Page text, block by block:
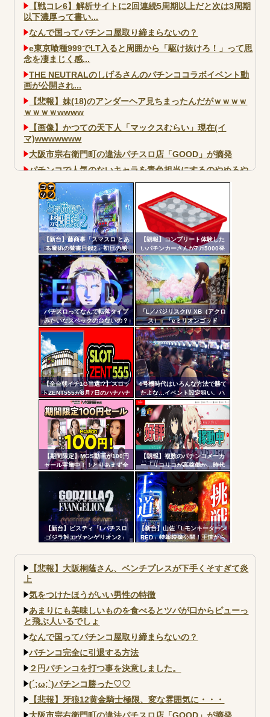
【戦コレ6】解析サイトに2回連続5周期以上だと次は3周期
以下濃厚って書い...
なんで国ってパチンコ屋取り締まらないの？
e東京喰種999でLT入ると周囲から「駆け抜けろ！」って思
念を凄まじく感...
THE NEUTRALのしげるさんのパチンココラボイベント動
画が公開され...
【悲報】妹(18)のアンダーヘア見ちまったんだがｗｗｗｗ
ｗｗｗｗwwww
【画像】かつての天下人「マックスむらい」現在(イ
マ)wwwwwww
大阪市宗右衛門町の違法パチスロ店「GOOD」が摘発
パチンコで人気のないキャラを青色担当にするのやめろや
ワイ、パチンコ屋店員の目の前で会員カードを握り潰し
「今までありがとう」と...
無職のパチンコカス(22)なんやが、ワイの人生どれくらい
ヤバいか教えて？...
AngelBeats!とかいうクソアニメの思い出ｗｗｗ
Powered by livedoor 相互RSS
【新台】藤商事「スマスロ とあ
る魔術の禁書目録2」初日の感
想・評判まとめ！噛み合った瞬
間はめっちゃおもろい。全6&コ
ンプリートデータも
【朗報】コンプリート体験した
いパチンカーさんが7万5000発
出ている台に着席した結果ｗｗ
パチスロってなんで転落タイプ
みたいなスペックの台ないの？
「L／バジリスクIV XB（アクロ
ス）」「eミリオンゴッド
3CHB（メーシー）」「L／Vivy
／A5（大都）」が検定通過
【全台朝イチ1G当選!?】スロッ
トZENT555が8月7日のハナハナ
にモーニングを仕込んだらしい
ｗｗｗｗ
4号機時代はいろんな方法で勝て
たよな…イベント設定狙い、ハ
イエナ、超技術介入機、新装狙
い…
【期間限定】MGS動画が100円
セール実施中！！とりあえず全
【朗報】複数のパチンコメーカ
ー「リコリコが高稼働か…時代
はライトミドルだ！」
【新台】ビスティ「Lパチスロ
ゴジラ対エヴァンゲリオン2」
来！！！
【新台】山佐「Lモンキーターン
RED」特報映像公開！王道から
コテ
リン
- 固
定リ
ンク
自動
更新
ツー
ル
【悲報】大阪桐蔭さん、ベンチプレスが下手くそすぎて炎
上
気をつけたほうがいい男性の特徴
あまりにも美味しいものを食べるとツバが口からピューっ
と飛ぶ人いるでしょ
なんで国ってパチンコ屋取り締まらないの？
パチンコ完全に引退する方法
２円パチンコを打つ事を決意しました。
(´;ω;`)パチンコ勝った♡♡
【悲報】牙狼12黄金騎士極限、変な雰囲気に・・・
大阪市宗右衛門町の違法パチスロ店「GOOD」が摘発